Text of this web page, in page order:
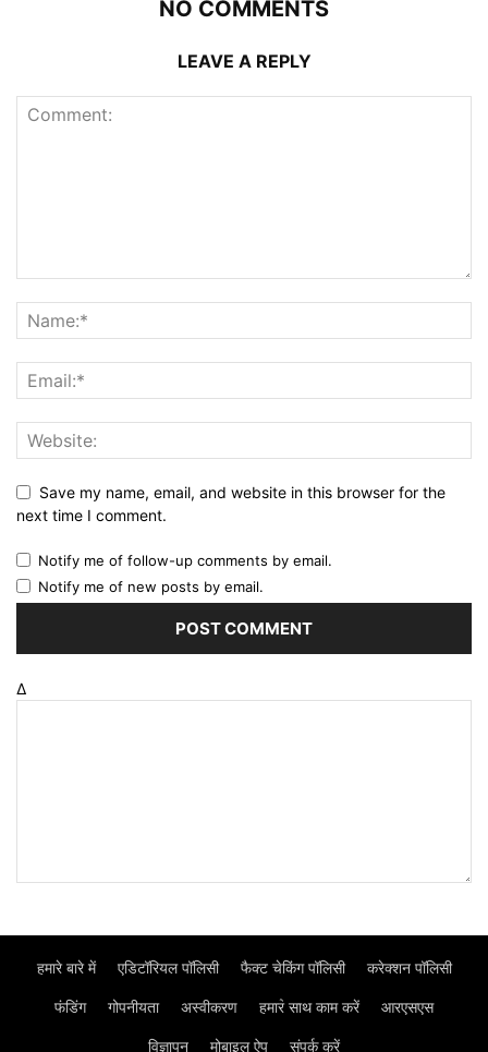
NO COMMENTS
LEAVE A REPLY
Save my name, email, and website in this browser for the
next time I comment.
Notify me of follow-up comments by email.
Notify me of new posts by email.
Δ
हमारे बारे में एडिटॉरियल पॉलिसी फैक्ट चेकिंग पॉलिसी करेक्शन पॉलिसी
फंडिंग गोपनीयता अस्वीकरण हमार॓ साथ काम करें आरएसएस
विज्ञापन मोबाइल ऐप संपर्क करें